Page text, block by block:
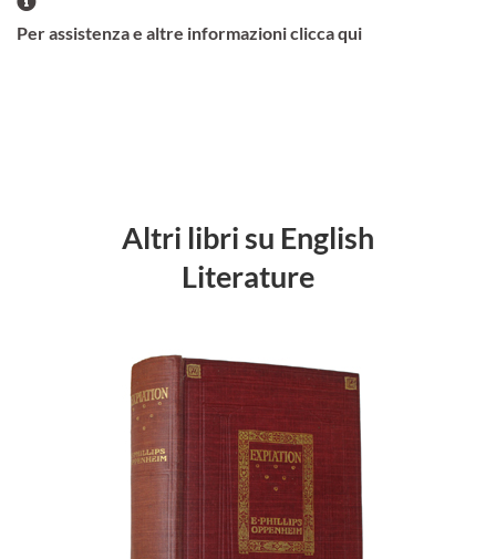
Per assistenza e altre informazioni clicca qui
Altri libri su English
Literature